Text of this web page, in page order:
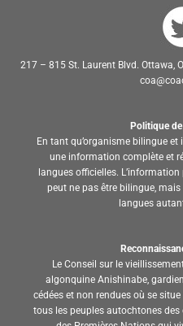
217 – 815 St. Laurent Blvd.
Politique
En tant qu’organisme bilingue et
une information complète et
langues officielles.
peut ne pas être bilingue,
langues
Le Conseil sur le
algonquine Anishinabe,
cédées et non rendues où se
tous les peuples autochtones